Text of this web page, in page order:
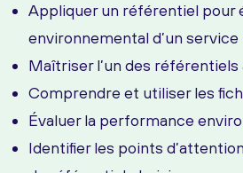
Appliquer un référentiel pour
environnemental d’un
Maîtriser l’un des référentiels
Comprendre et utiliser les
Évaluer la performance
Identifier les points